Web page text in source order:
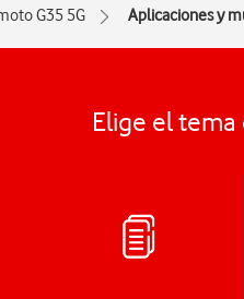
G35 5G Aplicaciones y
Elige el